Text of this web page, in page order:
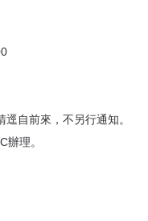
自前來，不另行通知。
理。